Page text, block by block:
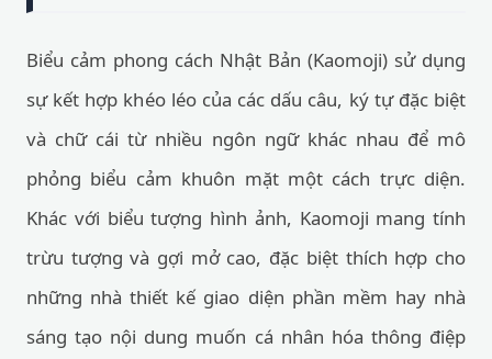
Biểu cảm phong cách Nhật Bản (Kaomoji) sử dụng
sự kết hợp khéo léo của các dấu câu, ký tự đặc biệt
và chữ cái từ nhiều ngôn ngữ khác nhau để mô
phỏng biểu cảm khuôn mặt một cách trực diện.
Khác với biểu tượng hình ảnh, Kaomoji mang tính
trừu tượng và gợi mở cao, đặc biệt thích hợp cho
những nhà thiết kế giao diện phần mềm hay nhà
sáng tạo nội dung muốn cá nhân hóa thông điệp